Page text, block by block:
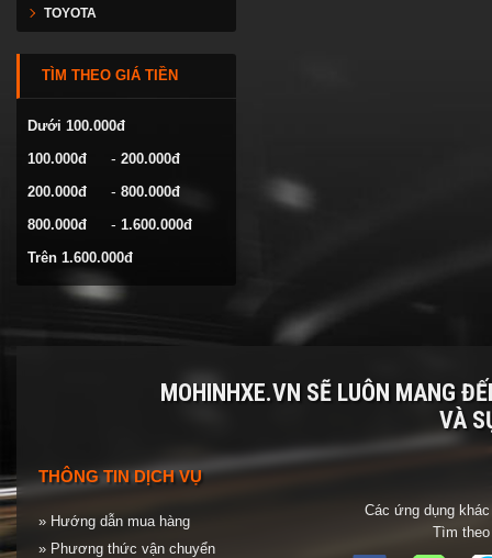
TOYOTA
VOLKSWAGEN
TÌM THEO GIÁ TIỀN
Dưới 100.000đ
100.000đ
- 200.000đ
200.000đ
- 800.000đ
800.000đ
- 1.600.000đ
Trên 1.600.000đ
MOHINHXE.VN SẼ LUÔN MANG
VÀ
THÔNG TIN DỊCH VỤ
» Hướng dẫn mua hàng
» Phương thức vận chuyển
Các ứng dụng
Tìm